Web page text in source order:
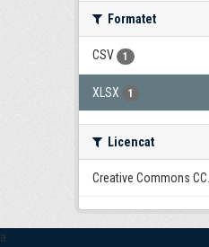
Formatet
CSV 1
XLSX 1
Licencat
Creative Commons CC...
a